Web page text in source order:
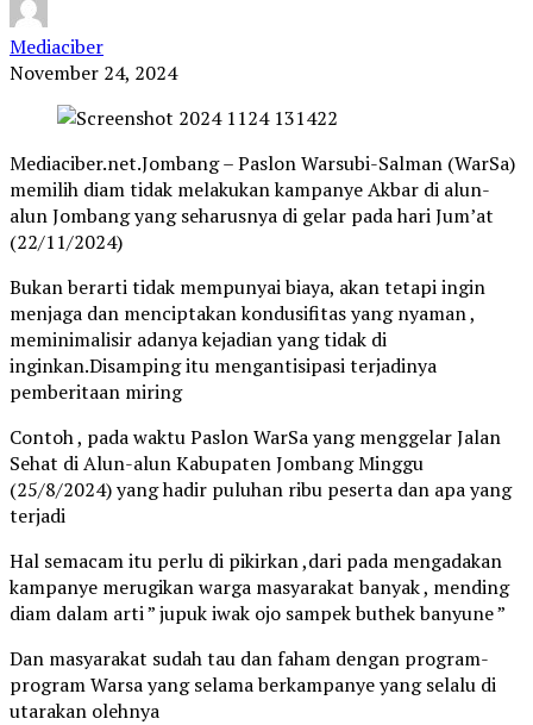
Mediaciber
November 24, 2024
Mediaciber.net.Jombang – Paslon Warsubi-Salman (WarSa)
memilih diam tidak melakukan kampanye Akbar di alun-
alun Jombang yang seharusnya di gelar pada hari Jum’at
(22/11/2024)
Bukan berarti tidak mempunyai biaya, akan tetapi ingin
menjaga dan menciptakan kondusifitas yang nyaman ,
meminimalisir adanya kejadian yang tidak di
inginkan.Disamping itu mengantisipasi terjadinya
pemberitaan miring
Contoh , pada waktu Paslon WarSa yang menggelar Jalan
Sehat di Alun-alun Kabupaten Jombang Minggu
(25/8/2024) yang hadir puluhan ribu peserta dan apa yang
terjadi
Hal semacam itu perlu di pikirkan ,dari pada mengadakan
kampanye merugikan warga masyarakat banyak , mending
diam dalam arti ” jupuk iwak ojo sampek buthek banyune ”
Dan masyarakat sudah tau dan faham dengan program-
program Warsa yang selama berkampanye yang selalu di
utarakan olehnya